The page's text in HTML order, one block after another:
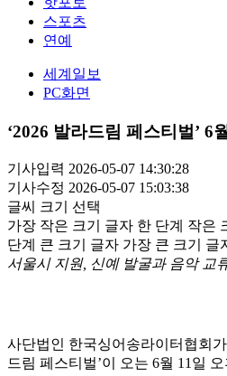
스포츠
연예
세계일보
PC화면
‘2026 발라드림 페스티벌’ 6
기사입력 2026-05-07 14:30:28
기사수정 2026-05-07 15:03:38
글씨 크기 선택
가장 작은 크기 글자 한 단계 작은
단계 큰 크기 글자 가장 큰 크기 글
서울시 지원, 신예 발굴과 음악 교
사단법인 한국싱어송라이터협회
드림 페스티벌’이 오는 6월 11일